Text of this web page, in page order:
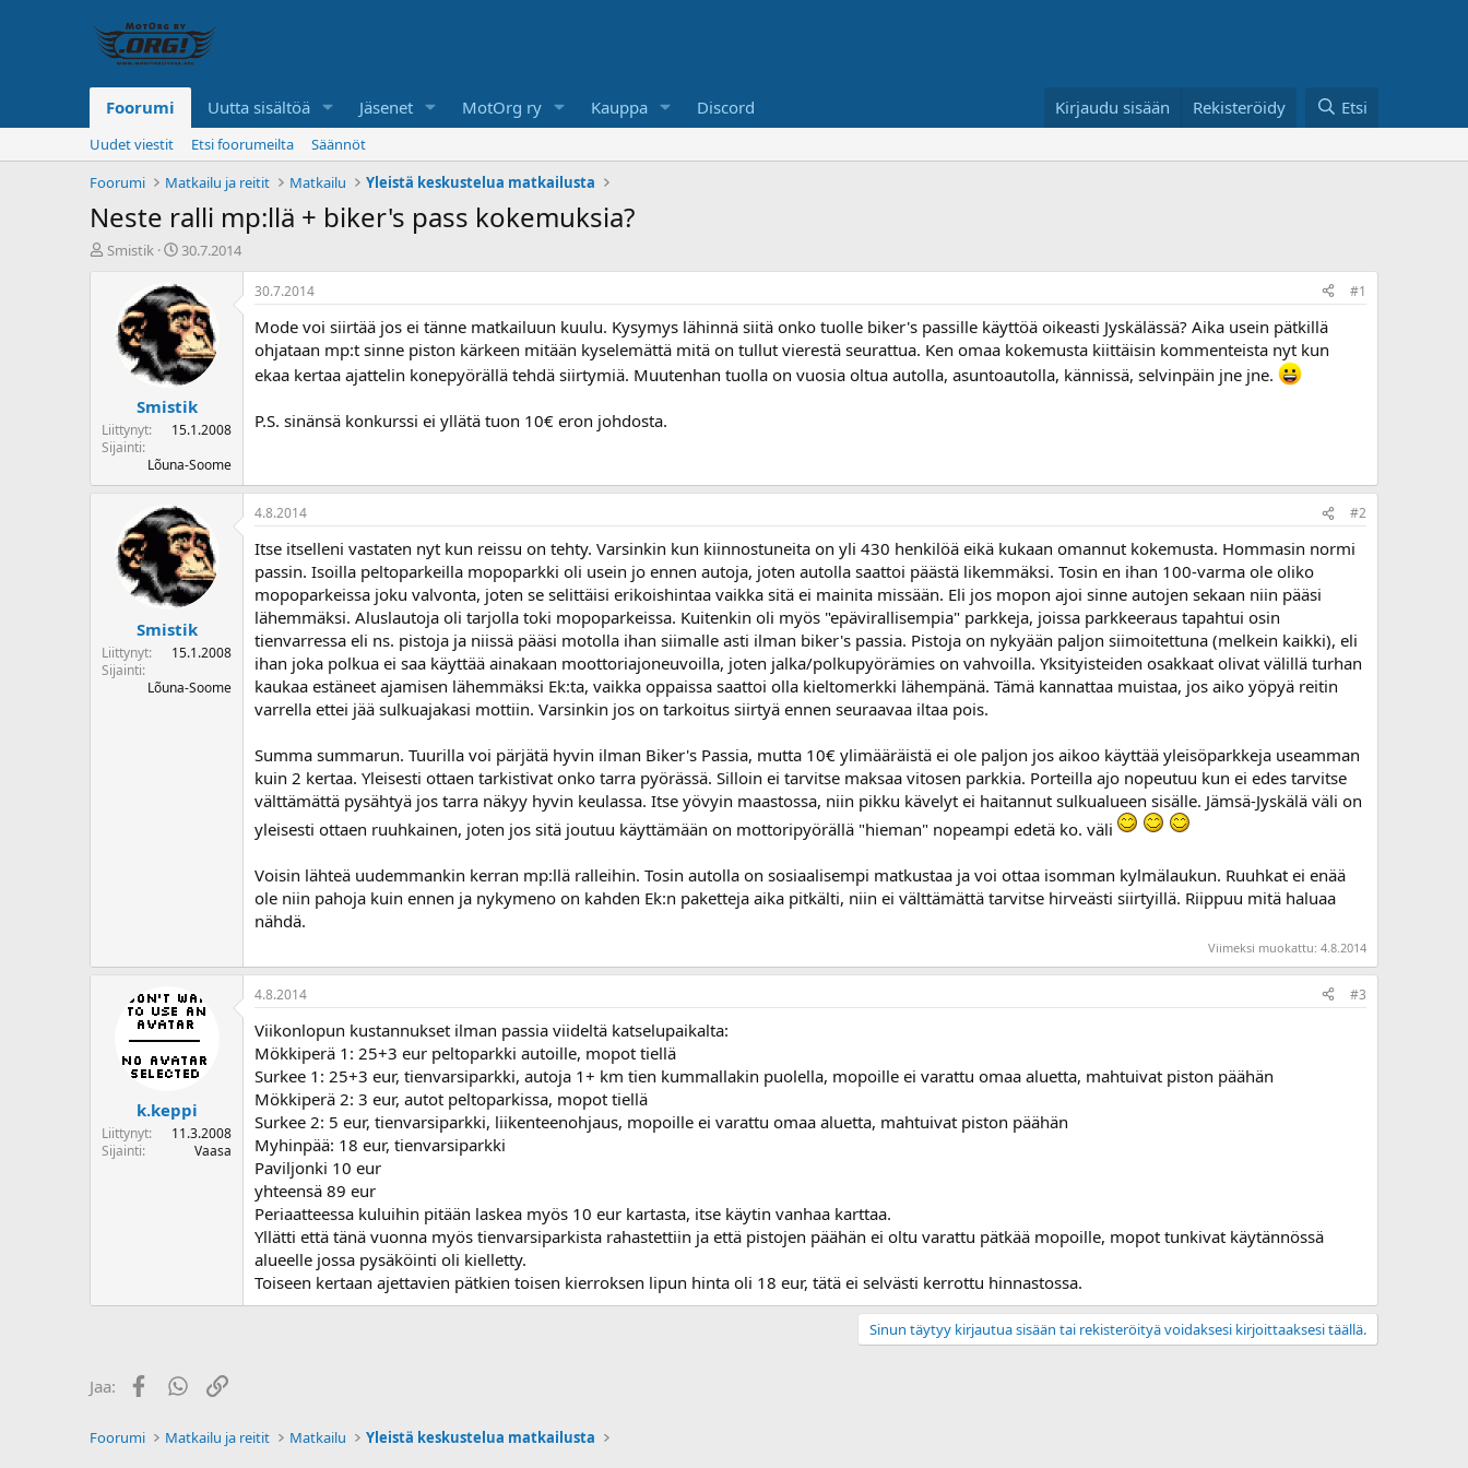
Foorumi Uutta sisältöä Jäsenet MotOrg ry Kauppa Discord Kirjaudu sisään Rekisteröidy Etsi
Uudet viestit Etsi foorumeilta
Säännöt
Foorumi
Matkailu ja reitit Matkailu Yleistä keskustelua matkailusta
Neste ralli mp:llä + biker's pass kokemuksia?
K
u
n
l
Smistik
A
o
i
t
u
s
p
ä
i
ä
30.7.2014
Smistik
Liittynyt
15.1.2008
Sijainti
Lõuna-Soome
30.7.2014 #1
Mode voi siirtää jos ei tänne matkailuun kuulu. Kysymys lähinnä siitä onko tuolle biker's passille käyttöä oikeasti Jyskälässä? Aika usein pätkillä
ohjataan mp:t sinne piston kärkeen mitään kyselemättä mitä on tullut vierestä seurattua. Ken omaa kokemusta kiittäisin kommenteista nyt kun
ekaa kertaa ajattelin konepyörällä tehdä siirtymiä. Muutenhan tuolla on vuosia oltua autolla, asuntoautolla, kännissä, selvinpäin jne jne.
P.S. sinänsä konkurssi ei yllätä tuon 10€ eron johdosta.
Smistik
Liittynyt
15.1.2008
Sijainti
Lõuna-Soome
4.8.2014 #2
Itse itselleni vastaten nyt kun reissu on tehty. Varsinkin kun kiinnostuneita on yli 430 henkilöä eikä kukaan omannut kokemusta. Hommasin normi
passin. Isoilla peltoparkeilla mopoparkki oli usein jo ennen autoja, joten autolla saattoi päästä likemmäksi. Tosin en ihan 100-varma ole oliko
mopoparkeissa joku valvonta, joten se selittäisi erikoishintaa vaikka sitä ei mainita missään. Eli jos mopon ajoi sinne autojen sekaan niin pääsi
lähemmäksi. Aluslautoja oli tarjolla toki mopoparkeissa. Kuitenkin oli myös "epävirallisempia" parkkeja, joissa parkkeeraus tapahtui osin
tienvarressa eli ns. pistoja ja niissä pääsi motolla ihan siimalle asti ilman biker's passia. Pistoja on nykyään paljon siimoitettuna (melkein kaikki), eli
ihan joka polkua ei saa käyttää ainakaan moottoriajoneuvoilla, joten jalka/polkupyörämies on vahvoilla. Yksityisteiden osakkaat olivat välillä turhan
kaukaa estäneet ajamisen lähemmäksi Ek:ta, vaikka oppaissa saattoi olla kieltomerkki lähempänä. Tämä kannattaa muistaa, jos aiko yöpyä reitin
varrella ettei jää sulkuajakasi mottiin. Varsinkin jos on tarkoitus siirtyä ennen seuraavaa iltaa pois.
Summa summarun. Tuurilla voi pärjätä hyvin ilman Biker's Passia, mutta 10€ ylimääräistä ei ole paljon jos aikoo käyttää yleisöparkkeja useamman
kuin 2 kertaa. Yleisesti ottaen tarkistivat onko tarra pyörässä. Silloin ei tarvitse maksaa vitosen parkkia. Porteilla ajo nopeutuu kun ei edes tarvitse
välttämättä pysähtyä jos tarra näkyy hyvin keulassa. Itse yövyin maastossa, niin pikku kävelyt ei haitannut sulkualueen sisälle. Jämsä-Jyskälä väli on
yleisesti ottaen ruuhkainen, joten jos sitä joutuu käyttämään on mottoripyörällä "hieman" nopeampi edetä ko. väli
Voisin lähteä uudemmankin kerran mp:llä ralleihin. Tosin autolla on sosiaalisempi matkustaa ja voi ottaa isomman kylmälaukun. Ruuhkat ei enää
ole niin pahoja kuin ennen ja nykymeno on kahden Ek:n paketteja aika pitkälti, niin ei välttämättä tarvitse hirveästi siirtyillä. Riippuu mitä haluaa
nähdä.
Viimeksi muokattu: 4.8.2014
k.keppi
Liittynyt
11.3.2008
Sijainti
Vaasa
4.8.2014 #3
Viikonlopun kustannukset ilman passia viideltä katselupaikalta:
Mökkiperä 1: 25+3 eur peltoparkki autoille, mopot tiellä
Surkee 1: 25+3 eur, tienvarsiparkki, autoja 1+ km tien kummallakin puolella, mopoille ei varattu omaa aluetta, mahtuivat piston päähän
Mökkiperä 2: 3 eur, autot peltoparkissa, mopot tiellä
Surkee 2: 5 eur, tienvarsiparkki, liikenteenohjaus, mopoille ei varattu omaa aluetta, mahtuivat piston päähän
Myhinpää: 18 eur, tienvarsiparkki
Paviljonki 10 eur
yhteensä 89 eur
Periaatteessa kuluihin pitään laskea myös 10 eur kartasta, itse käytin vanhaa karttaa.
Yllätti että tänä vuonna myös tienvarsiparkista rahastettiin ja että pistojen päähän ei oltu varattu pätkää mopoille, mopot tunkivat käytännössä
alueelle jossa pysäköinti oli kielletty.
Toiseen kertaan ajettavien pätkien toisen kierroksen lipun hinta oli 18 eur, tätä ei selvästi kerrottu hinnastossa.
Sinun täytyy kirjautua sisään tai rekisteröityä voidaksesi kirjoittaaksesi täällä.
Jaa: FacebookWhatsApp
Linkki
Foorumi Matkailu ja reitit Matkailu Yleistä keskustelua matkailusta